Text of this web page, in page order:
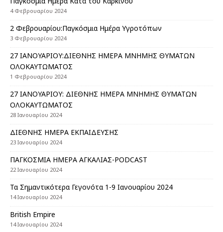
4 Φεβρουαρίου 2024
2 Φεβρουαρίου:Παγκόσμια Ημέρα Υγροτόπων
3 Φεβρουαρίου 2024
27 ΙΑΝΟΥΑΡΙΟΥ:ΔΙΕΘΝΗΣ ΗΜΕΡΑ ΜΝΗΜΗΣ ΘΥΜΑΤΩΝ
ΟΛΟΚΑΥΤΩΜΑΤΟΣ
1 Φεβρουαρίου 2024
27 ΙΑΝΟΥΑΡΙΟΥ: ΔΙΕΘΝΗΣ ΗΜΕΡΑ ΜΝΗΜΗΣ ΘΥΜΑΤΩΝ
ΟΛΟΚΑΥΤΩΜΑΤΟΣ
28 Ιανουαρίου 2024
ΔΙΕΘΝΗΣ ΗΜΕΡΑ ΕΚΠΑΙΔΕΥΣΗΣ
23 Ιανουαρίου 2024
ΠΑΓΚΟΣΜΙΑ ΗΜΕΡΑ ΑΓΚΑΛΙΑΣ-PODCAST
22 Ιανουαρίου 2024
Τα Σημαντικότερα Γεγονότα 1-9 Ιανουαρίου 2024
14 Ιανουαρίου 2024
British Empire
14 Ιανουαρίου 2024